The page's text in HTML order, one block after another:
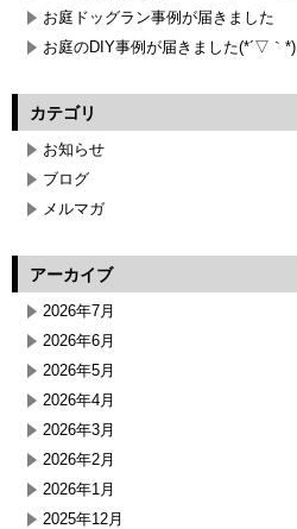
お庭ドッグラン事例が届きました
お庭のDIY事例が届きました(*´▽｀*)
カテゴリ
お知らせ
ブログ
メルマガ
アーカイブ
2026年7月
2026年6月
2026年5月
2026年4月
2026年3月
2026年2月
2026年1月
2025年12月